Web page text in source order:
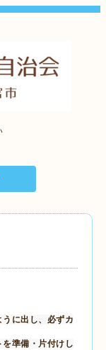
うに出し、必ずカ
を準備・片付けし